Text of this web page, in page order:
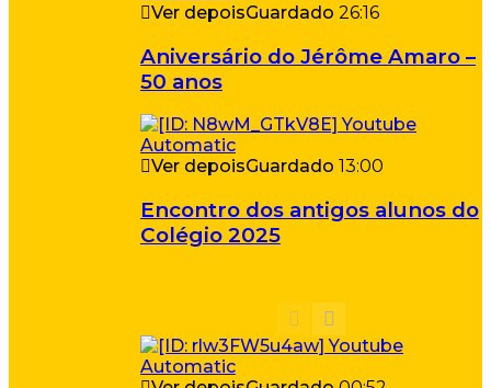
Ver depoisGuardado 26:16
Aniversário do Jérôme Amaro –
50 anos
Ver depoisGuardado 13:00
Encontro dos antigos alunos do
Colégio 2025